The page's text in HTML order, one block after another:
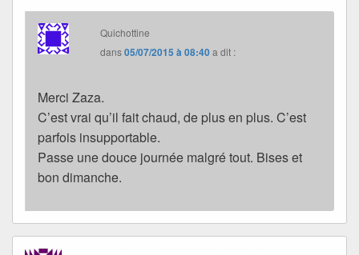
Quichottine
dans05/07/2015 à 08:40a dit :
Merci Zaza.
C’est vrai qu’il fait chaud, de plus en plus. C’est
parfois insupportable.
Passe une douce journée malgré tout. Bises et
bon dimanche.